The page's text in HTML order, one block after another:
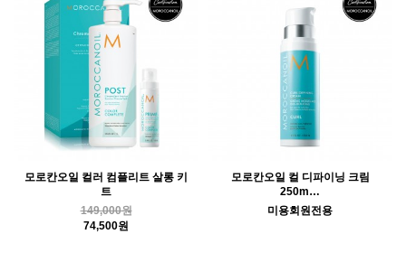
모로칸오일 컬러 컴플리트 살롱 키
트
149,000원
74,500원
모로칸오일 컬 디파이닝 크림
250m…
미용회원전용